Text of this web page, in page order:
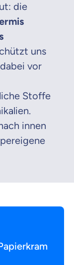
die
uns
vor
Stoffe
innen